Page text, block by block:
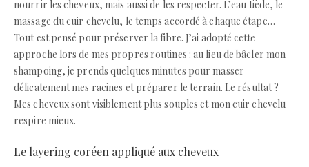
nourrir les cheveux, mais aussi de les respecter. L’eau tiède, le
massage du cuir chevelu, le temps accordé à chaque étape…
Tout est pensé pour préserver la fibre. J’ai adopté cette
approche lors de mes propres routines : au lieu de bâcler mon
shampoing, je prends quelques minutes pour masser
délicatement mes racines et préparer le terrain. Le résultat ?
Mes cheveux sont visiblement plus souples et mon cuir chevelu
respire mieux.
Le layering coréen appliqué aux cheveux